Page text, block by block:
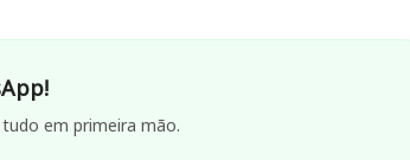
em primeira mão.